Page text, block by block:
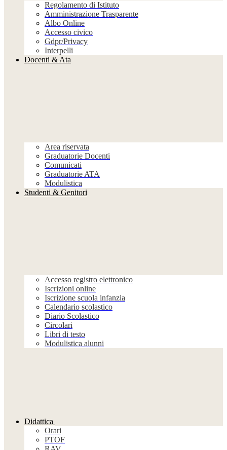
Regolamento di Istituto
Amministrazione Trasparente
Albo Online
Accesso civico
Gdpr/Privacy
Interpelli
Docenti & Ata
Area riservata
Graduatorie Docenti
Comunicati
Graduatorie ATA
Modulistica
Studenti & Genitori
Accesso registro elettronico
Iscrizioni online
Iscrizione scuola infanzia
Calendario scolastico
Diario Scolastico
Circolari
Libri di testo
Modulistica alunni
Didattica
Orari
PTOF